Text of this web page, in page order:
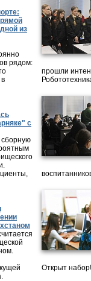
из
рядом:
с
сборную
прошли
Открыт набор!